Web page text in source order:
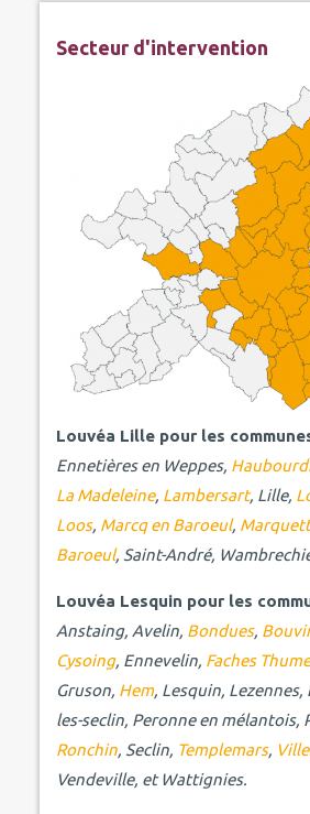
Secteur d'intervention
Louvéa Lille pour les
Ennetières en Weppes,
La Madeleine, Lambersart, Lille,
Loos, Marcq en Baroeul,
Baroeul, Saint-André,
Louvéa Lesquin pour les
Anstaing, Avelin, Bondues,
Cysoing, Ennevelin, Faches
Gruson, Hem, Lesquin,
les-seclin, Peronne en mélantois,
Ronchin, Seclin, Templemars,
Vendeville, et Wattignies.